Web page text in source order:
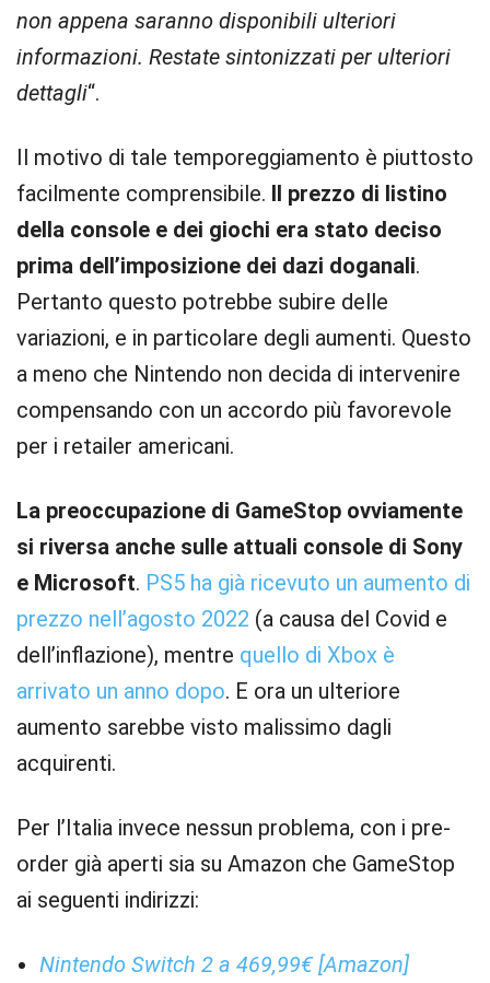
non appena saranno disponibili ulteriori
informazioni. Restate sintonizzati per ulteriori
dettagli“.
Il motivo di tale temporeggiamento è piuttosto
facilmente comprensibile. Il prezzo di listino
della console e dei giochi era stato deciso
prima dell’imposizione dei dazi doganali.
Pertanto questo potrebbe subire delle
variazioni, e in particolare degli aumenti. Questo
a meno che Nintendo non decida di intervenire
compensando con un accordo più favorevole
per i retailer americani.
La preoccupazione di GameStop ovviamente
si riversa anche sulle attuali console di Sony
e Microsoft. PS5 ha già ricevuto un aumento di
prezzo nell’agosto 2022 (a causa del Covid e
dell’inflazione), mentre quello di Xbox è
arrivato un anno dopo. E ora un ulteriore
aumento sarebbe visto malissimo dagli
acquirenti.
Per l’Italia invece nessun problema, con i pre-
order già aperti sia su Amazon che GameStop
ai seguenti indirizzi:
Nintendo Switch 2 a 469,99€ [Amazon]